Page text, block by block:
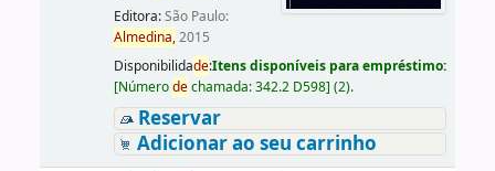
Editora:São Paulo:
Almedina,2015
Disponibilidade:Itens disponíveis para empréstimo:
[Númerodechamada:342.2 D598] (2).
Reservar
Adicionar ao seu carrinho